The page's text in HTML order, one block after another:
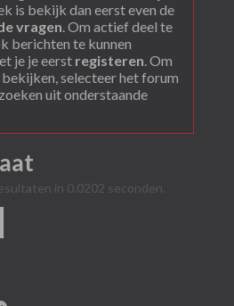
is bekijk dan eerst even de
vragen. Om actief deel te
berichten te kunnen
je je eerst registeren. Om
selecteer het forum
uit onderstaande
in 0.0202 seconden.